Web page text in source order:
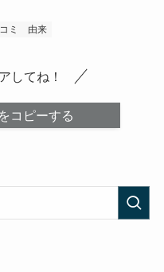
ミ 由来
してね！
コピーする